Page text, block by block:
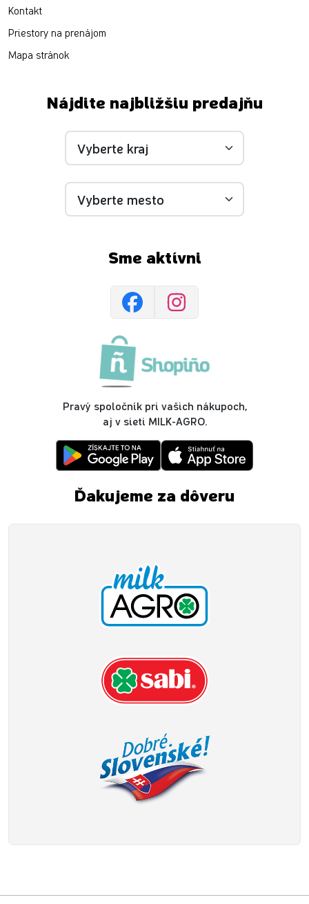
Kontakt
Priestory na prenájom
Mapa stránok
Nájdite najbližšiu predajňu
Sme aktívni
Pravý spoločník pri vašich nákupoch,
aj v sieti MILK-AGRO.
Ďakujeme za dôveru